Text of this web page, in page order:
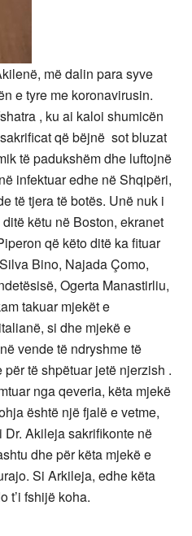
më dalin para syve
e tyre me koronavirusin.
, ku ai kaloi shumicën
që bëjnë sot bluzat
të padukshëm dhe luftojnë
infektuar edhe në Shqipëri,
të tjera të botës. Unë nuk i
këtu në Boston, ekranet
që këto ditë ka fituar
Bino, Najada Çomo,
Ogerta Manastirliu,
takuar mjekët e
si dhe mjekë e
vende të ndryshme të
të shpëtuar jetë njerzish .
nga qeveria, këta mjekë
është një fjalë e vetme,
Dr. Akileja sakrifikonte në
dhe për këta mjekë e
Si Arkileja, edhe këta
t’i fshijë koha.